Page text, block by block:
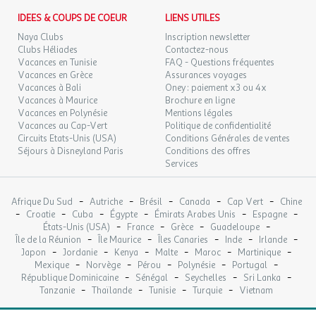
IDEES & COUPS DE COEUR
Naya Clubs
Clubs Héliades
Vacances en Tunisie
Vacances en Grèce
Vacances à Bali
Vacances à Maurice
Vacances en Polynésie
Vacances au Cap-Vert
Circuits Etats-Unis (USA)
Séjours à Disneyland Paris
LIENS UTILES
Inscription newsletter
Contactez-nous
FAQ - Questions fréquentes
Assurances voyages
Oney : paiement x3 ou 4x
Brochure en ligne
Mentions légales
Politique de confidentialité
Conditions Générales de ventes
Conditions des offres
Services
Afrique Du Sud - Autriche - Brésil - Canada - Cap Vert - Chine
- Croatie - Cuba - Égypte - Émirats Arabes Unis - Espagne -
États-Unis (USA) - France - Grèce - Guadeloupe -
Île de la Réunion - Île Maurice - Îles Canaries - Inde - Irlande -
Japon - Jordanie - Kenya - Malte - Maroc - Martinique -
Mexique - Norvège - Pérou - Polynésie - Portugal -
République Dominicaine - Sénégal - Seychelles - Sri Lanka -
Tanzanie - Thaïlande - Tunisie - Turquie - Vietnam